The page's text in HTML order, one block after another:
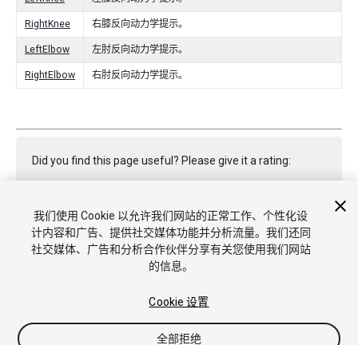
RightKnee 右膝反向动力学提示。
LeftElbow 左肘反向动力学提示。
RightElbow 右肘反向动力学提示。
Did you find this page useful? Please give it a rating:
Report a problem on this page
我们使用 Cookie 以允许我们网站的正常工作、个性化设
计内容和广告、提供社交媒体功能并分析流量。我们还同
社交媒体、广告和分析合作伙伴分享有关您使用我们网站
的信息。
Cookie 设置
全部拒绝